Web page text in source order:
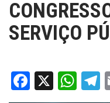
SERVIÇO
Facebook
X